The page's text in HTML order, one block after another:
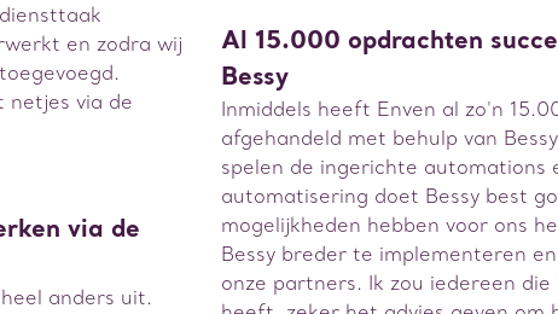
en zodra wij
netjes via de
via de
anders uit.
Al 15.000 opdrachten
Bessy
Inmiddels heeft Enven al zo'n
afgehandeld met behulp van
spelen de ingerichte automations
automatisering doet Bessy best
mogelijkheden hebben voor ons
Bessy breder te implementeren
onze partners. Ik zou iedereen